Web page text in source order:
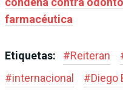
farmacéutica
Etiquetas: #Reiteran
#internacional #Diego